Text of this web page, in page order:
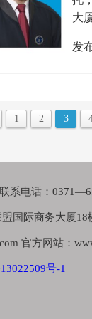
大
发
1 2 3
系电话：
国际商务大厦18
官方网站：
号-1